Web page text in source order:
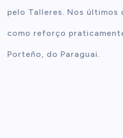
pelo Talleres. Nos
como reforço
Porteño, do Paraguai.